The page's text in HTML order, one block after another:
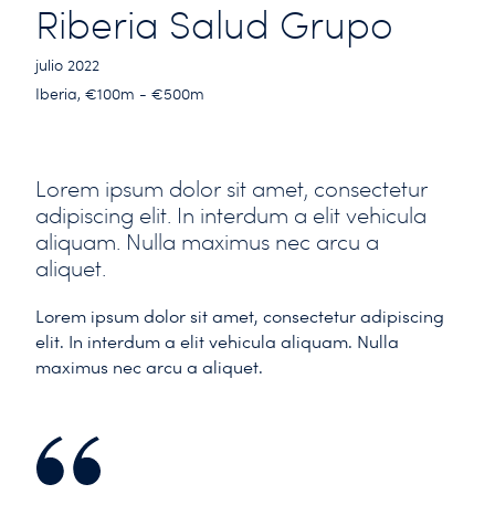
Riberia Salud Grupo
julio 2022
Iberia, €100m - €500m
Lorem ipsum dolor sit amet, consectetur
adipiscing elit. In interdum a elit vehicula
aliquam. Nulla maximus nec arcu a
aliquet.
Lorem ipsum dolor sit amet, consectetur adipiscing
elit. In interdum a elit vehicula aliquam. Nulla
maximus nec arcu a aliquet.